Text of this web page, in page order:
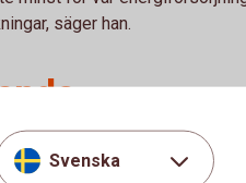
säger han.
om överlevnad och den är
olika aktörer.
Svenska